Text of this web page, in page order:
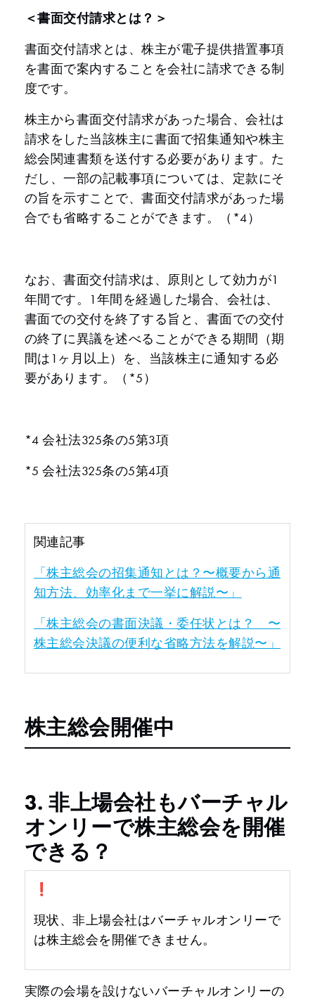
＜書面交付請求とは？＞
書面交付請求とは、株主が電子提供措置事項
を書面で案内することを会社に請求できる制
度です。
株主から書面交付請求があった場合、会社は
請求をした当該株主に書面で招集通知や株主
総会関連書類を送付する必要があります。た
だし、一部の記載事項については、定款にそ
の旨を示すことで、書面交付請求があった場
合でも省略することができます。（*4）
なお、書面交付請求は、原則として効力が1
年間です。1年間を経過した場合、会社は、
書面での交付を終了する旨と、書面での交付
の終了に異議を述べることができる期間（期
間は1ヶ月以上）を、当該株主に通知する必
要があります。（*5）
*4 会社法325条の5第3項
*5 会社法325条の5第4項
関連記事
「株主総会の招集通知とは？〜概要から通
知方法、効率化まで一挙に解説〜」
「株主総会の書面決議・委任状とは？ 〜
株主総会決議の便利な省略方法を解説〜」
株主総会開催中
3. 非上場会社もバーチャル
オンリーで株主総会を開催
できる？
❗️
現状、非上場会社はバーチャルオンリーで
は株主総会を開催できません。
実際の会場を設けないバーチャルオンリーの